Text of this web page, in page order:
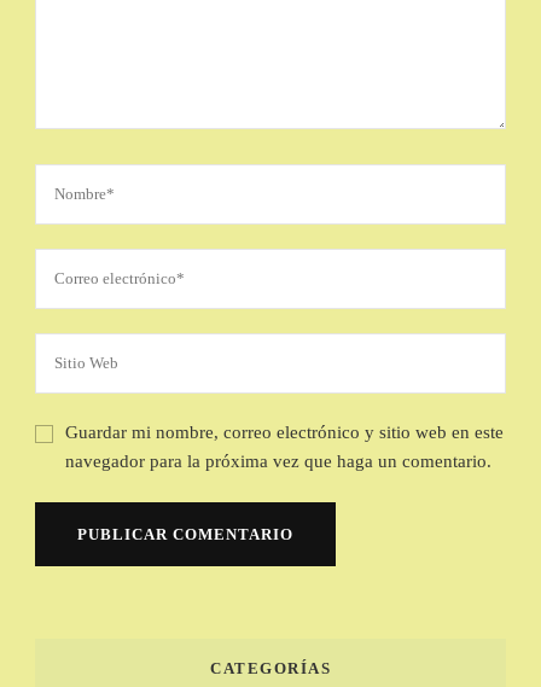
Guardar mi nombre, correo electrónico y sitio web en este
navegador para la próxima vez que haga un comentario.
CATEGORÍAS